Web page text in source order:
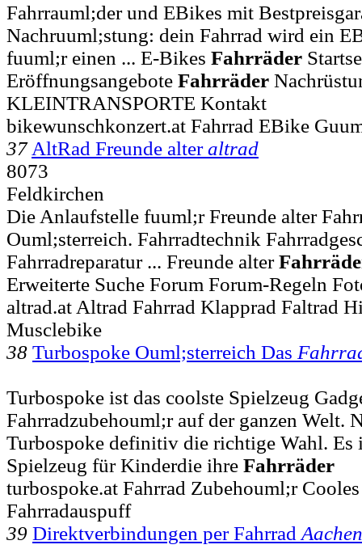
Fahrrauml;der und EBikes mit
Nachruuml;stung: dein Fahrrad wird ein
fuuml;r einen ... E-Bikes Fahrräder
Eröffnungsangebote Fahrräder
KLEINTRANSPORTE Kontakt
bikewunschkonzert.at Fahrrad EBike
37 AltRad Freunde alteraltrad
8073
Feldkirchen
Die Anlaufstelle fuuml;r Freunde alter
Ouml;sterreich. Fahrradtechnik
Fahrradreparatur ... Freunde alter
Erweiterte Suche Forum Forum-Regeln
altrad.at Altrad Fahrrad Klapprad Faltrad
Musclebike
38 Turbospoke Ouml;sterreich Das
Turbospoke ist das coolste Spielzeug
Fahrradzubehouml;r auf der ganzen Welt.
Turbospoke definitiv die richtige Wahl. Es
Spielzeug für Kinderdie ihre Fahrräder
turbospoke.at Fahrrad Zubehouml;r
Fahrradauspuff
39 Direktverbindungen per Fahrrad Aachen